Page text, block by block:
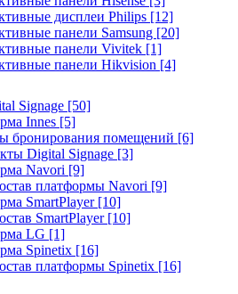
дисплеи Philips [12]
панели Samsung [20]
панели Vivitek [1]
панели Hikvision [4]
Signage [50]
Innes [5]
бронирования помещений [6]
Digital Signage [3]
Navori [9]
платформы Navori [9]
SmartPlayer [10]
SmartPlayer [10]
LG [1]
Spinetix [16]
платформы Spinetix [16]